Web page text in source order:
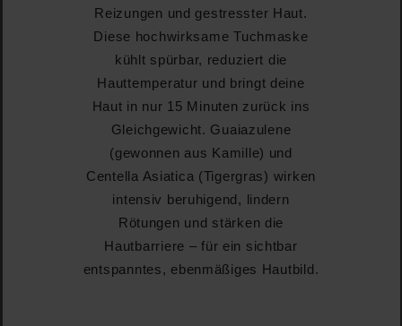
Reizungen und gestresster Haut.
Diese hochwirksame Tuchmaske
kühlt spürbar, reduziert die
Hauttemperatur und bringt deine
Haut in nur 15 Minuten zurück ins
Gleichgewicht. Guaiazulene
(gewonnen aus Kamille) und
Centella Asiatica (Tigergras) wirken
intensiv beruhigend, lindern
Rötungen und stärken die
Hautbarriere – für ein sichtbar
entspanntes, ebenmäßiges Hautbild.